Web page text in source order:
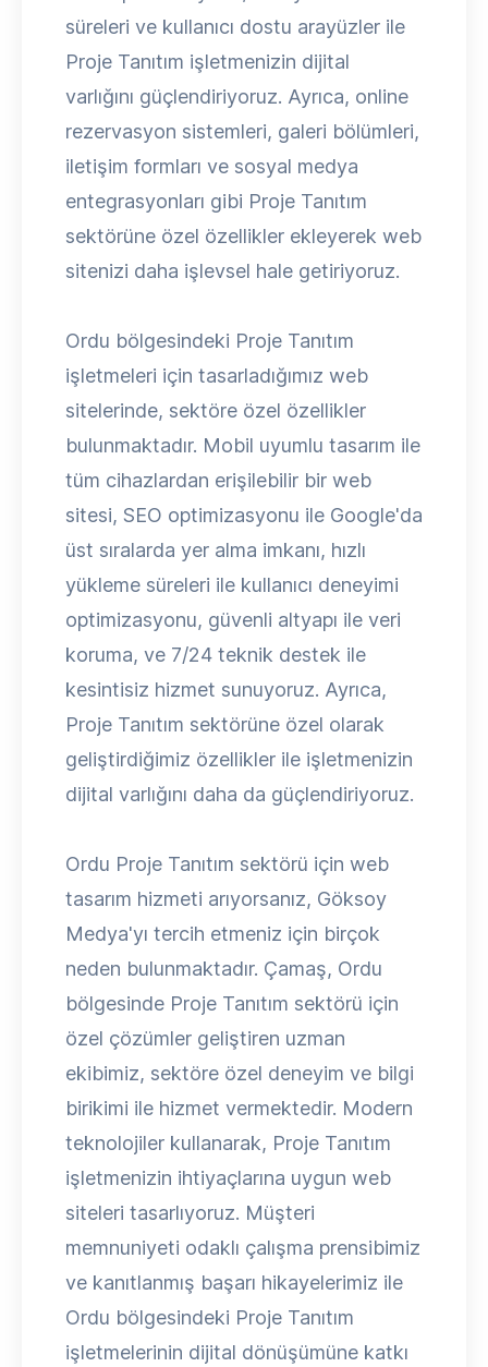
süreleri ve kullanıcı dostu arayüzler ile
Proje Tanıtım işletmenizin dijital
varlığını güçlendiriyoruz. Ayrıca, online
rezervasyon sistemleri, galeri bölümleri,
iletişim formları ve sosyal medya
entegrasyonları gibi Proje Tanıtım
sektörüne özel özellikler ekleyerek web
sitenizi daha işlevsel hale getiriyoruz.
Ordu bölgesindeki Proje Tanıtım
işletmeleri için tasarladığımız web
sitelerinde, sektöre özel özellikler
bulunmaktadır. Mobil uyumlu tasarım ile
tüm cihazlardan erişilebilir bir web
sitesi, SEO optimizasyonu ile Google'da
üst sıralarda yer alma imkanı, hızlı
yükleme süreleri ile kullanıcı deneyimi
optimizasyonu, güvenli altyapı ile veri
koruma, ve 7/24 teknik destek ile
kesintisiz hizmet sunuyoruz. Ayrıca,
Proje Tanıtım sektörüne özel olarak
geliştirdiğimiz özellikler ile işletmenizin
dijital varlığını daha da güçlendiriyoruz.
Ordu Proje Tanıtım sektörü için web
tasarım hizmeti arıyorsanız, Göksoy
Medya'yı tercih etmeniz için birçok
neden bulunmaktadır. Çamaş, Ordu
bölgesinde Proje Tanıtım sektörü için
özel çözümler geliştiren uzman
ekibimiz, sektöre özel deneyim ve bilgi
birikimi ile hizmet vermektedir. Modern
teknolojiler kullanarak, Proje Tanıtım
işletmenizin ihtiyaçlarına uygun web
siteleri tasarlıyoruz. Müşteri
memnuniyeti odaklı çalışma prensibimiz
ve kanıtlanmış başarı hikayelerimiz ile
Ordu bölgesindeki Proje Tanıtım
işletmelerinin dijital dönüşümüne katkı